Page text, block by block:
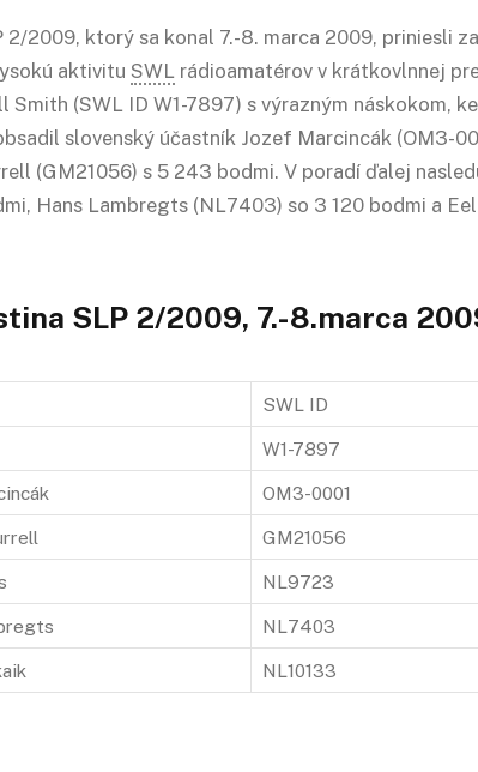
2009, ktorý sa konal 7.-8. marca 2009, priniesli
aktivitu SWL rádioamatérov v krátkovlnnej
Smith (SWL ID W1-7897) s výrazným náskokom,
slovenský účastník Jozef Marcincák (OM3-
(GM21056) s 5 243 bodmi. V poradí ďalej
Hans Lambregts (NL7403) so 3 120 bodmi a
SLP 2/2009, 7.-8.marca
SWL ID
W1-7897
OM3-0001
GM21056
NL9723
NL7403
NL10133